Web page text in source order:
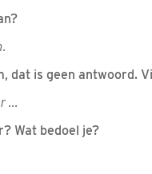
dat is geen antwoord.
...
Wat bedoel je?